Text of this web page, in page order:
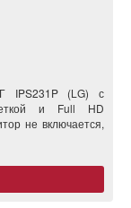
IPS231P (LG) с
и Full HD
не включается,